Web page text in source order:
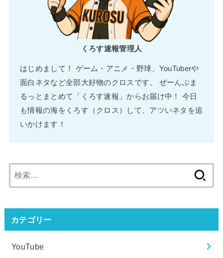
くろす速報管理人
はじめまして！ ゲーム・アニメ・野球、YouTuberや
面白ネタなど全部大好物のクロスです。 ぜーんぶま
るっとまとめて「くろす速報」からお届け中！ 今日
も情報の海をくろす（クロス）して、アツいネタを追
いかけます！
索:
カテゴリー
YouTube